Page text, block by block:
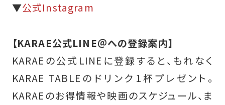
▼公式Instagram
【KARAE公式LINE＠への登録案内】
KARAEの公式LINEに登録すると、もれなく
KARAE TABLEのドリンク1杯プレゼント。
KARAEのお得情報や映画のスケジュール、ま